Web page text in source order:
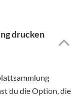
drucken
du die Option, die